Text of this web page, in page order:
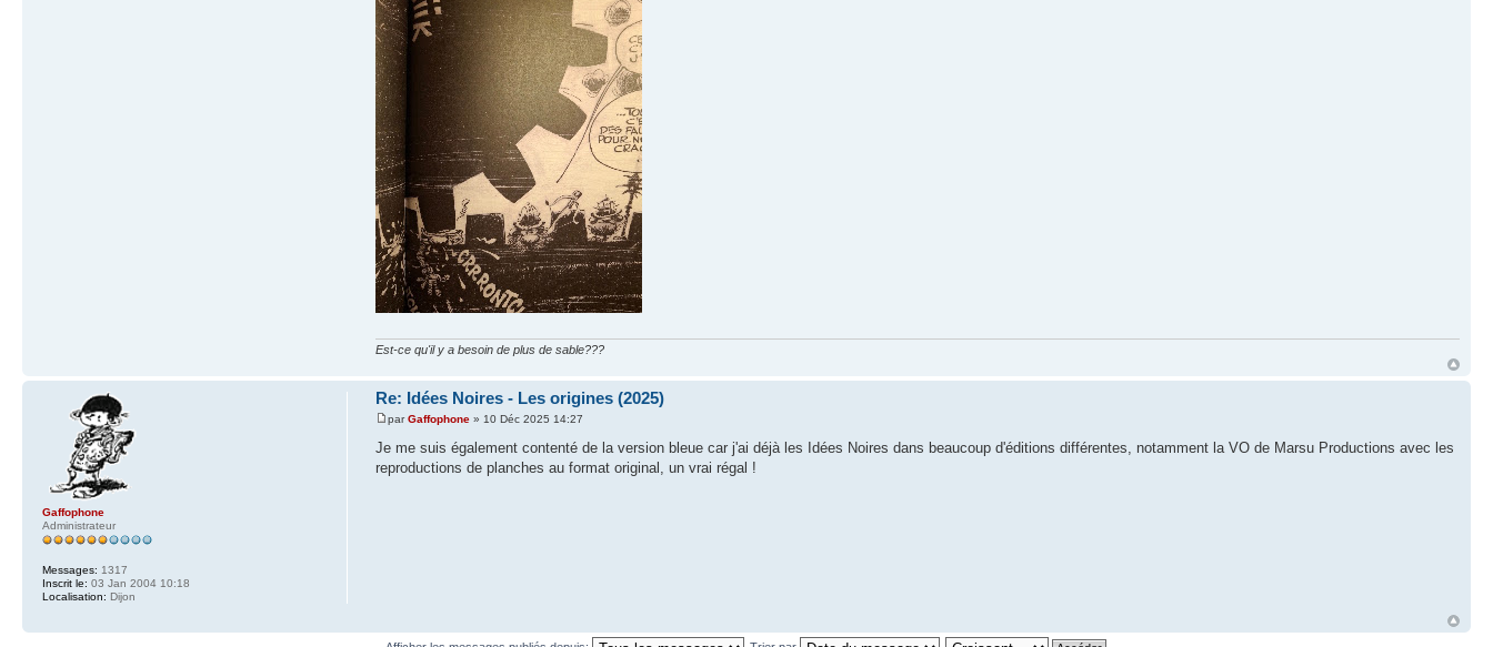
Est-ce qu'il y a besoin de plus de sable???
Re: Idées Noires - Les origines (2025)
parGaffophone » 10 Déc 2025 14:27
Je me suis également contenté de la version bleue car j'ai déjà les Idées Noires dans beaucoup d'éditions différentes, notamment la VO de Marsu Productions avec les
reproductions de planches au format original, un vrai régal !
Gaffophone
Administrateur
Messages: 1317
Inscrit le: 03 Jan 2004 10:18
Localisation: Dijon